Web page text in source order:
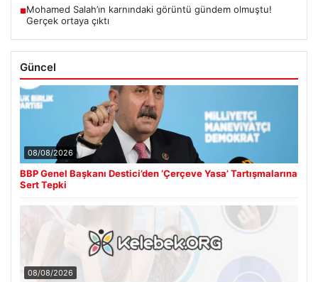
■Mohamed Salah’ın karnındaki görüntü gündem olmuştu!
Gerçek ortaya çıktı
Güncel
08/08/2026
BBP Genel Başkanı Destici’den ‘Çerçeve Yasa’ Tartışmalarına
Sert Tepki
08/08/2026